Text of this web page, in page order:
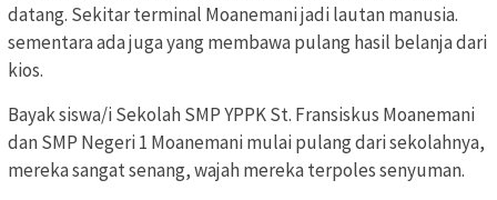
datang. Sekitar terminal Moanemani jadi lautan manusia.
sementara ada juga yang membawa pulang hasil belanja dari
kios.
Bayak siswa/i Sekolah SMP YPPK St. Fransiskus Moanemani
dan SMP Negeri 1 Moanemani mulai pulang dari sekolahnya,
mereka sangat senang, wajah mereka terpoles senyuman.